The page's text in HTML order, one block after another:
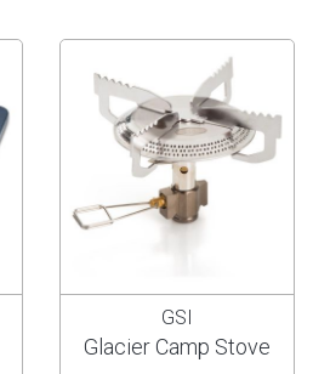
GSI
Glacier Camp Stove